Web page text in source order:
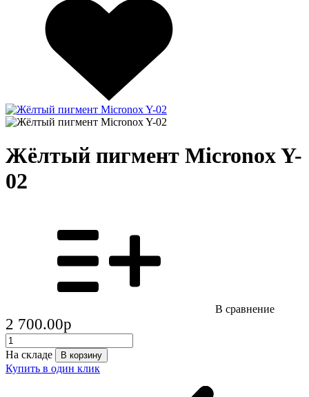
Жёлтый пигмент Micronox Y-
02
В сравнение
2 700.00p
На складе В корзину
Купить в один клик